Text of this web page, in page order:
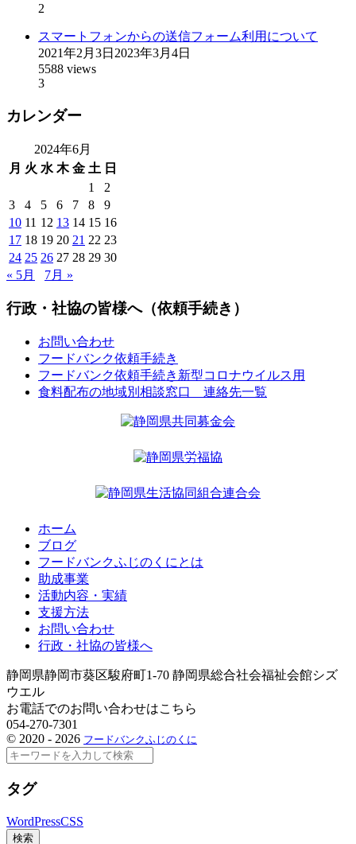
2
スマートフォンからの送信フォーム利用について
2021年2月3日 2023年3月4日
5588 views
3
カレンダー
2024年6月
月 火 水 木 金 土 日
1
2
3
4 5 6 7 8
9
10 11 12 13 14 15 16
17 18 19 20 21 22 23
24 25 26 27 28 29 30
« 5月
7月 »
行政・社協の皆様へ（依頼手続き）
お問い合わせ
フードバンク依頼手続き
フードバンク依頼手続き新型コロナウイルス用
食料配布の地域別相談窓口 連絡先一覧
ホーム
ブログ
フードバンクふじのくにとは
助成事業
活動内容・実績
支援方法
お問い合わせ
行政・社協の皆様へ
静岡県静岡市葵区駿府町1-70 静岡県総合社会福祉会館シズ
ウエル
お電話でのお問い合わせはこちら
054-270-7301
© 2020 - 2026 フードバンクふじのくに
検
タグ
WordPressCSS
検索